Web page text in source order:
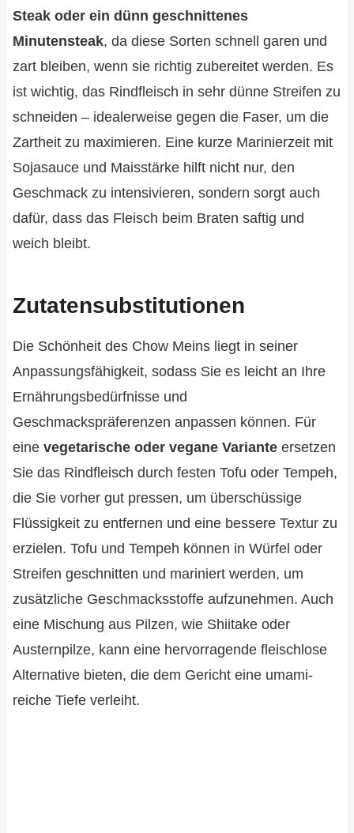
Steak oder ein dünn geschnittenes
Minutensteak, da diese Sorten schnell garen und
zart bleiben, wenn sie richtig zubereitet werden. Es
ist wichtig, das Rindfleisch in sehr dünne Streifen zu
schneiden – idealerweise gegen die Faser, um die
Zartheit zu maximieren. Eine kurze Marinierzeit mit
Sojasauce und Maisstärke hilft nicht nur, den
Geschmack zu intensivieren, sondern sorgt auch
dafür, dass das Fleisch beim Braten saftig und
weich bleibt.
Zutatensubstitutionen
Die Schönheit des Chow Meins liegt in seiner
Anpassungsfähigkeit, sodass Sie es leicht an Ihre
Ernährungsbedürfnisse und
Geschmackspräferenzen anpassen können. Für
eine vegetarische oder vegane Varianteersetzen
Sie das Rindfleisch durch festen Tofu oder Tempeh,
die Sie vorher gut pressen, um überschüssige
Flüssigkeit zu entfernen und eine bessere Textur zu
erzielen. Tofu und Tempeh können in Würfel oder
Streifen geschnitten und mariniert werden, um
zusätzliche Geschmacksstoffe aufzunehmen. Auch
eine Mischung aus Pilzen, wie Shiitake oder
Austernpilze, kann eine hervorragende fleischlose
Alternative bieten, die dem Gericht eine umami-
reiche Tiefe verleiht.